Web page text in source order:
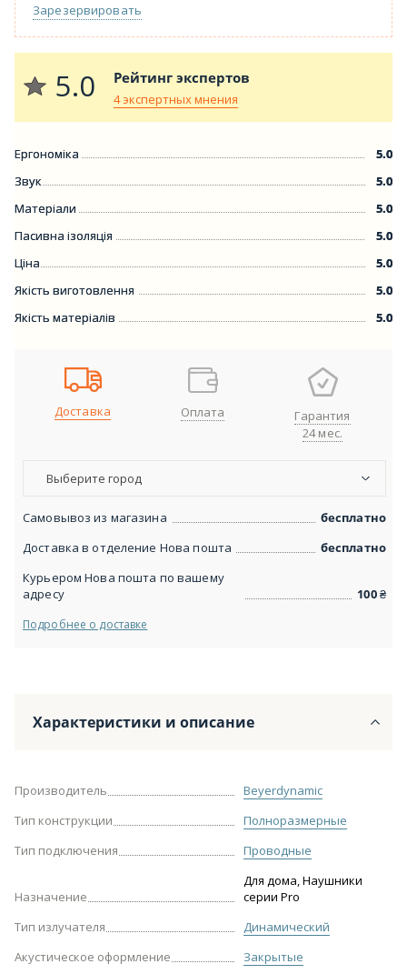
Зарезервировать
5.0 Рейтинг экспертов
4 экспертных мнения
Ергономіка
5.0
Звук
5.0
Матеріали
5.0
Пасивна ізоляція
5.0
Ціна
5.0
Якість виготовлення
5.0
Якість матеріалів
5.0
Доставка Оплата
Гарантия
24 мес.
Выберите город
Самовывоз из магазина
бесплатно
Доставка в отделение Нова пошта
бесплатно
Курьером Нова пошта по вашему
адресу
100₴
Подробнее о доставке
Характеристики и описание
Производитель
Beyerdynamic
Тип конструкции
Полноразмерные
Тип подключения
Проводные
Назначение
Для дома, Наушники
серии Pro
Тип излучателя
Динамический
Акустическое оформление
Закрытые